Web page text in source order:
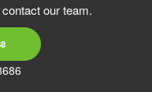
our team.